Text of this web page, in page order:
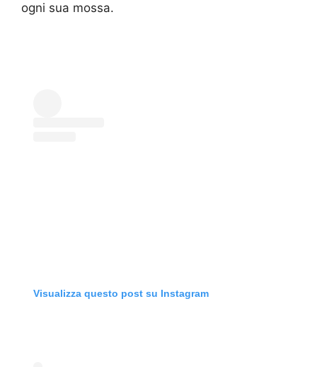
ogni sua mossa.
Visualizza questo post su Instagram